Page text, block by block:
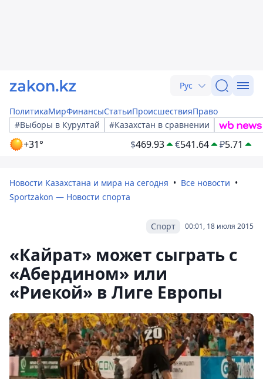
Рус
ПолитикаМирФинансыСтатьиПроисшествияПраво
#Выборы в Курултай
#Казахстан в сравнении
+31° $469.93 €541.64 ₽5.71
Новости Казахстана и мира на сегодня
Все новости
Sportzakon — Новости спорта
00:01, 18 июля 2015
Спорт
«Кайрат» может сыграть с
«Абердином» или
«Риекой» в Лиге Европы